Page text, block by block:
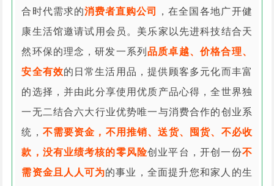
合时代需求的消费者直购公司
，在全国各地广开健
康生活馆邀请试用会员。美乐家以先进科技结合天
然环保的理念，研发一系列 品质卓越、价格合理、
安全有效的日常生活用品，提供顾客多元化而丰富
的选择，并由此分享使用优质产品心得，全世界独
一无二结合六大行业优势唯一与消费合作的创业系
统， 不需要资金，不用推销、送货、囤货、不必收
款，没有业绩考核的零风险创业平台，开创一份不
需资金且人人可为的事业，全面提升您和家人的生